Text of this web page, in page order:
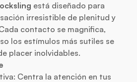
está diseñado para
irresistible de plenitud y
contacto se magnifica,
los estímulos más sutiles se
placer inolvidables.
Centra la atención en tus